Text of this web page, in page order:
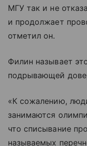
МГУ так и не
и продолжает
отметил он.
Филин называет
подрывающей
«К сожалению,
занимаются
что списывание
называемых